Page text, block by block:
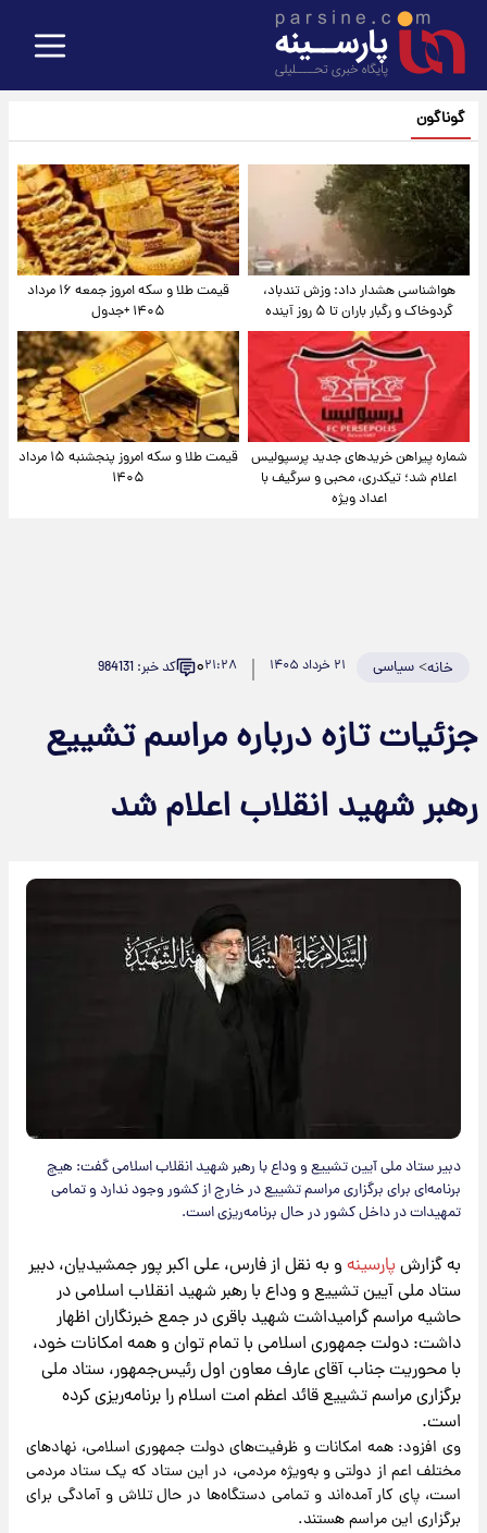
گوناگون
هواشناسی هشدار داد: وزش تندباد،
گردوخاک و رگبار باران تا ۵ روز آینده
قیمت طلا و سکه امروز جمعه ۱۶ مرداد
۱۴۰۵ +جدول
شماره پیراهن خریدهای جدید پرسپولیس
اعلام شد؛ تیکدری، محبی و سرگیف با
اعداد ویژه
قیمت طلا و سکه امروز پنجشنبه ۱۵ مرداد
۱۴۰۵
خانه>سیاسی ۲۱ خرداد ۱۴۰۵ ۲۱:۲۸۰ کد خبر: 984131
جزئیات تازه درباره مراسم تشییع
رهبر شهید انقلاب اعلام شد
دبیر ستاد ملی آیین تشییع و وداع با رهبر شهید انقلاب اسلامی گفت: هیچ
برنامه‌ای برای برگزاری مراسم تشییع در خارج از کشور وجود ندارد و تمامی
تمهیدات در داخل کشور در حال برنامه‌ریزی است.
به گزارشپارسینه و به نقل از فارس، علی اکبر پور جمشیدیان، دبیر
ستاد ملی آیین تشییع و وداع با رهبر شهید انقلاب اسلامی در
حاشیه مراسم گرامیداشت شهید باقری در جمع خبرنگاران اظهار
داشت: دولت جمهوری اسلامی با تمام توان و همه امکانات خود،
با محوریت جناب آقای عارف معاون اول رئیس‌جمهور، ستاد ملی
برگزاری مراسم تشییع قائد اعظم امت اسلام را برنامه‌ریزی کرده
است.
وی افزود: همه امکانات و ظرفیت‌های دولت جمهوری اسلامی، نهادهای
مختلف اعم از دولتی و به‌ویژه مردمی، در این ستاد که یک ستاد مردمی
است، پای کار آمده‌اند و تمامی دستگاه‌ها در حال تلاش و آمادگی برای
برگزاری این مراسم هستند.